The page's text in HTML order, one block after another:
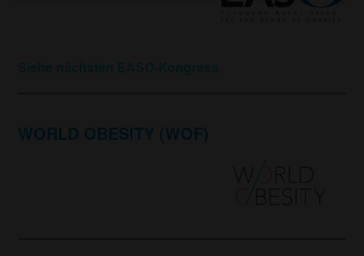
WORLD OBESITY (WOF)